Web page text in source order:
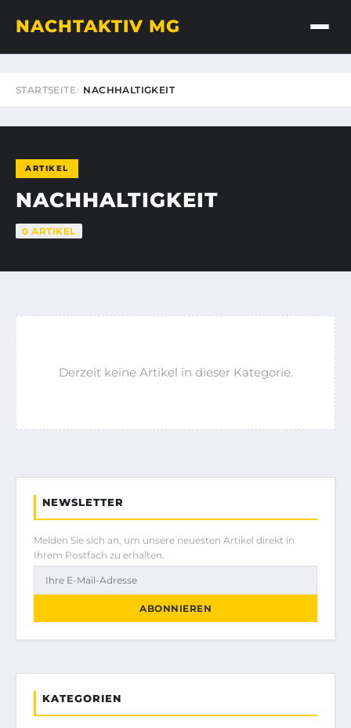
NACHTAKTIV MG
STARTSEITE NACHHALTIGKEIT
ARTIKEL
NACHHALTIGKEIT
0 ARTIKEL
Derzeit keine Artikel in dieser Kategorie.
NEWSLETTER
Melden Sie sich an, um unsere neuesten Artikel direkt in
Ihrem Postfach zu erhalten.
ABONNIEREN
KATEGORIEN